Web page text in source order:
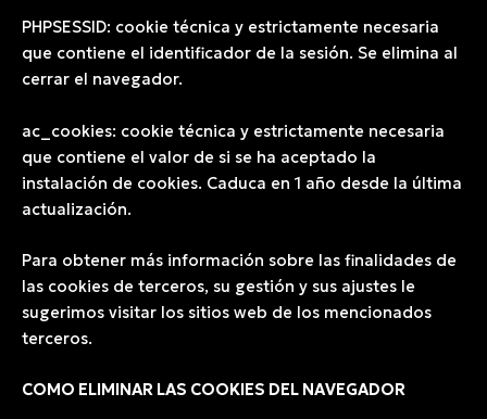
PHPSESSID: cookie técnica y estrictamente necesaria
que contiene el identificador de la sesión. Se elimina al
cerrar el navegador.
ac_cookies: cookie técnica y estrictamente necesaria
que contiene el valor de si se ha aceptado la
instalación de cookies. Caduca en 1 año desde la última
actualización.
Para obtener más información sobre las finalidades de
las cookies de terceros, su gestión y sus ajustes le
sugerimos visitar los sitios web de los mencionados
terceros.
COMO ELIMINAR LAS COOKIES DEL NAVEGADOR